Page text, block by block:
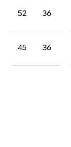
36
52
36
45